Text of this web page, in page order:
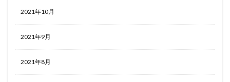
2021年10月
2021年9月
2021年8月